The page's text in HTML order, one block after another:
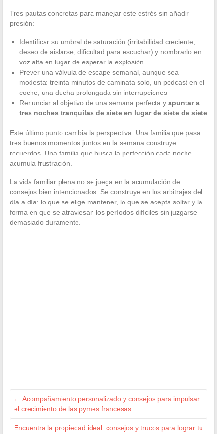
Tres pautas concretas para manejar este estrés sin añadir
presión:
Identificar su umbral de saturación (irritabilidad creciente,
deseo de aislarse, dificultad para escuchar) y nombrarlo en
voz alta en lugar de esperar la explosión
Prever una válvula de escape semanal, aunque sea
modesta: treinta minutos de caminata solo, un podcast en el
coche, una ducha prolongada sin interrupciones
Renunciar al objetivo de una semana perfecta y apuntar a
tres noches tranquilas de siete en lugar de siete de siete
Este último punto cambia la perspectiva. Una familia que pasa
tres buenos momentos juntos en la semana construye
recuerdos. Una familia que busca la perfección cada noche
acumula frustración.
La vida familiar plena no se juega en la acumulación de
consejos bien intencionados. Se construye en los arbitrajes del
día a día: lo que se elige mantener, lo que se acepta soltar y la
forma en que se atraviesan los períodos difíciles sin juzgarse
demasiado duramente.
← Acompañamiento personalizado y consejos para impulsar
el crecimiento de las pymes francesas
Encuentra la propiedad ideal: consejos y trucos para lograr tu